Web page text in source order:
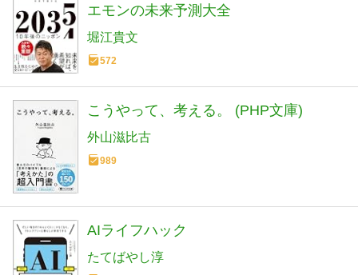
エモンの未来予測大全
堀江貴文
572
こうやって、考える。 (PHP文庫)
外山滋比古
989
AIライフハック
たてばやし淳